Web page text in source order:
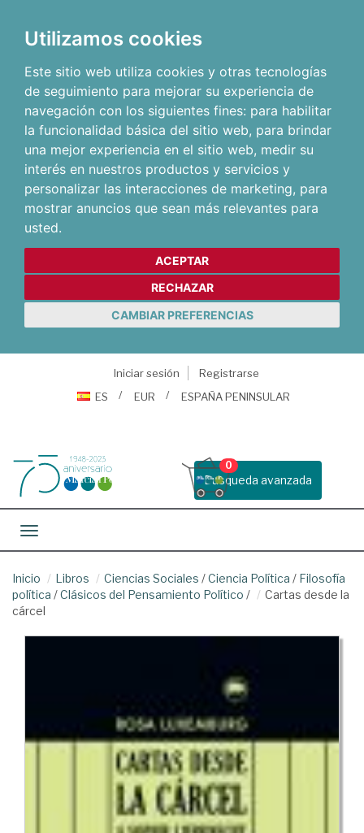
Utilizamos cookies
Este sitio web utiliza cookies y otras tecnologías
de seguimiento para mejorar su experiencia de
navegación con los siguientes fines: para habilitar
la funcionalidad básica del sitio web, para brindar
una mejor experiencia en el sitio web, medir su
interés en nuestros productos y servicios y
personalizar las interacciones de marketing, para
mostrar anuncios que sean más relevantes para
usted.
ACEPTAR
RECHAZAR
CAMBIAR PREFERENCIAS
Iniciar sesión
Registrarse
ES
EUR ESPAÑA PENINSULAR
Busqueda avanzada
0
Toggle navigation
Inicio Libros Ciencias Sociales /Ciencia Política / Filosofía
política /Clásicos del Pensamiento Político /
Cartas desde la
cárcel